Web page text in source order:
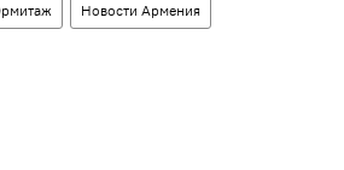
Новости Армения